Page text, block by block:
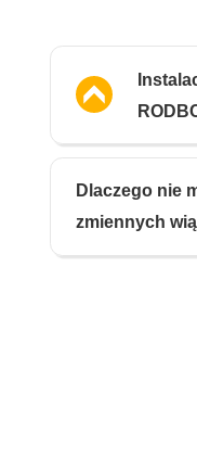
Dlaczego nie
zmiennych
instrukcjach